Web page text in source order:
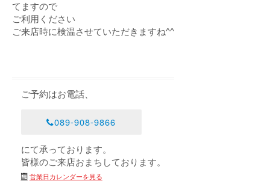
てますので
ご利用ください
ご来店時に検温させていただきますね^^
ご予約はお電話、
089-908-9866
にて承っております。
皆様のご来店おまちしております。
営業日カレンダーを見る